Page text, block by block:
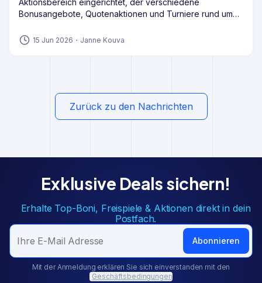
Aktionsbereich eingerichtet, der verschiedene
Bonusangebote, Quotenaktionen und Turniere rund um
stehen Spielern mehrere Promotions zur Verfügung, die
15 Jun 2026 ・ Janne Kouva
Zurück zu den Nachrichten
Exklusive Deals sichern!
Erhalte Top-Boni, Freispiele & Aktionen direkt in dein
Postfach.
Abonnieren
Mit der Anmeldung erklären Sie sich einverstanden mit den
Geschäftsbedingungen